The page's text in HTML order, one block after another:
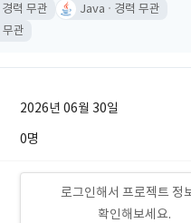
경력 무관 Java
경력 무관
무관
2026년 06월 30일
0명
로그인해서 프로젝트 정
확인해보세요.